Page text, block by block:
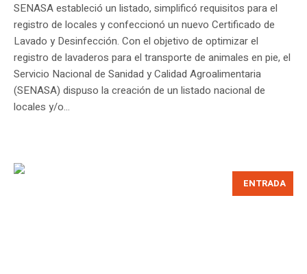
SENASA estableció un listado, simplificó requisitos para el
registro de locales y confeccionó un nuevo Certificado de
Lavado y Desinfección. Con el objetivo de optimizar el
registro de lavaderos para el transporte de animales en pie, el
Servicio Nacional de Sanidad y Calidad Agroalimentaria
(SENASA) dispuso la creación de un listado nacional de
locales y/o...
ENTRADA